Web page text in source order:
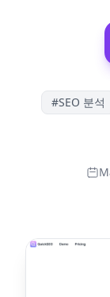
#SEO 분석